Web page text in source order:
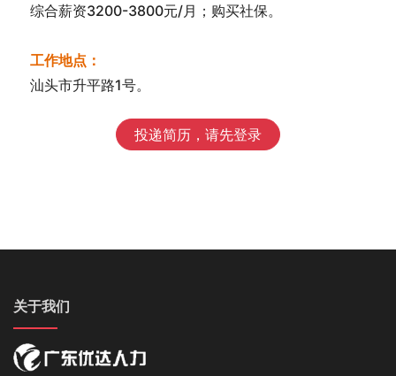
综合薪资3200-3800元/月；购买社保。
工作地点：
汕头市升平路1号。
投递简历，请先登录
关于我们